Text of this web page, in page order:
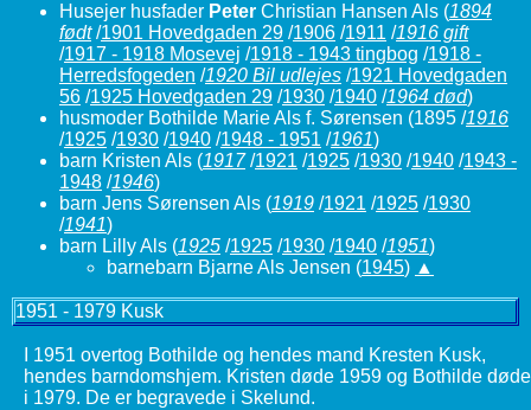
Husejer husfader Peter Christian Hansen Als (1894
født/1901 Hovedgaden 29 /1906 /1911 /1916 gift
/1917 - 1918 Mosevej /1918 - 1943 tingbog /1918 -
Herredsfogeden /1920 Bil udlejes /1921 Hovedgaden
56 /1925 Hovedgaden 29 /1930 /1940 /1964 død)
husmoder Bothilde Marie Als f. Sørensen (1895 /1916
/1925 /1930 /1940 /1948 - 1951 /1961)
barn Kristen Als (1917/1921 /1925 /1930 /1940 /1943 -
1948 /1946)
barn Jens Sørensen Als (1919 /1921 /1925 /1930
/1941)
barn Lilly Als (1925 /1925 /1930 /1940 /1951)
barnebarn Bjarne Als Jensen (1945) ▲
1951 - 1979 Kusk
I 1951 overtog Bothilde og hendes mand Kresten Kusk,
hendes barndomshjem. Kristen døde 1959 og Bothilde døde
i 1979. De er begravede i Skelund.